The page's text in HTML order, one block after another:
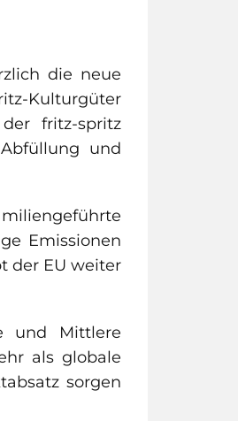
die neue
Kulturgüter
fritz-spritz
und
Emissionen
der EU weiter
und Mittlere
als globale
sorgen